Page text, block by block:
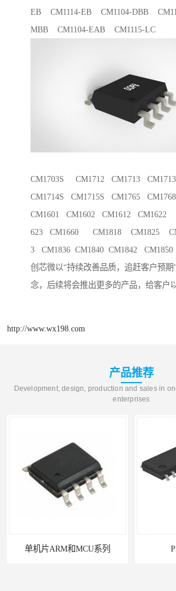
EB CM1114-EB CM1104-DBB
MBB CM1104-EAB CM1115-LC
CM1703S CM1712 CM1713
CM1714S CM1715S CM1765
CM1601 CM1602 CM1612 CM1622
623 CM1660 CM1818 CM1825
3 CM1836 CM1840 CM1842 CM1850
创芯微以“持续改善品质，追赶客户预期
念，后续将会推出更多的产品，给客户
http://www.wx198.com
产品推荐
Development, design, production and sales in
enterprises
单机片ARM和MCU系列